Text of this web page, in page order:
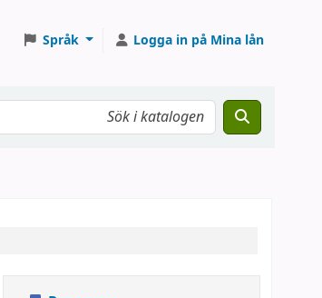
Språk Logga in på Mina lån